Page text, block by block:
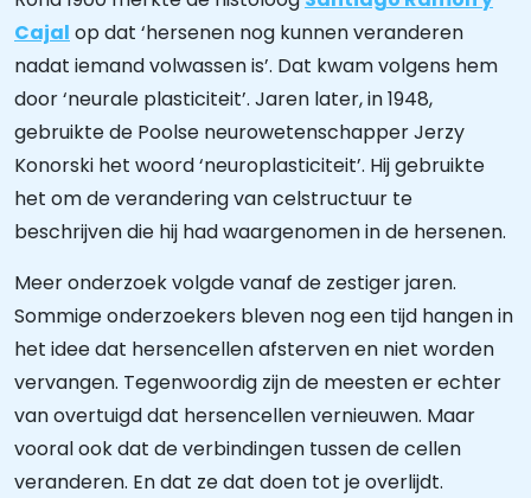
Cajal op dat ‘hersenen nog kunnen veranderen
nadat iemand volwassen is’. Dat kwam volgens hem
door ‘neurale plasticiteit’. Jaren later, in 1948,
gebruikte de Poolse neurowetenschapper Jerzy
Konorski het woord ‘neuroplasticiteit’. Hij gebruikte
het om de verandering van celstructuur te
beschrijven die hij had waargenomen in de hersenen.
Meer onderzoek volgde vanaf de zestiger jaren.
Sommige onderzoekers bleven nog een tijd hangen in
het idee dat hersencellen afsterven en niet worden
vervangen. Tegenwoordig zijn de meesten er echter
van overtuigd dat hersencellen vernieuwen. Maar
vooral ook dat de verbindingen tussen de cellen
veranderen. En dat ze dat doen tot je overlijdt.